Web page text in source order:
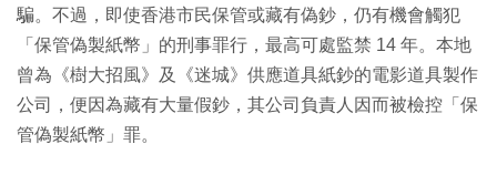
騙。不過，即使香港市民保管或藏有偽鈔，仍有機會觸犯
「保管偽製紙幣」的刑事罪行，最高可處監禁 14 年。本地
曾為《樹大招風》及《迷城》供應道具紙鈔的電影道具製作
公司，便因為藏有大量假鈔，其公司負責人因而被檢控「保
管偽製紙幣」罪。